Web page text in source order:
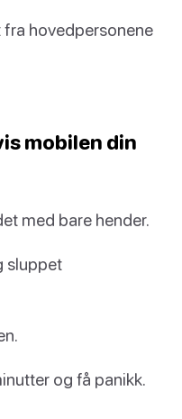
hovedpersonene
mobilen din
med bare hender.
sluppet
og få panikk.